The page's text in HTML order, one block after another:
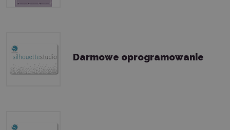
Darmowe oprogramowanie